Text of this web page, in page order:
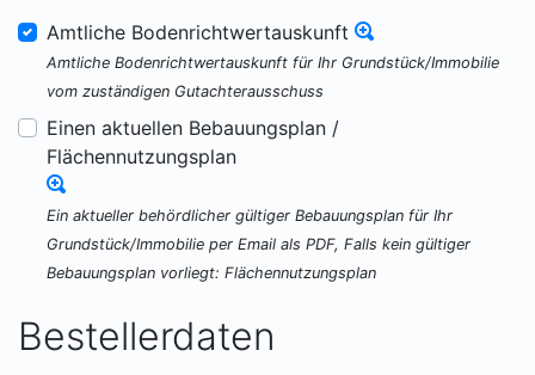
Amtliche Bodenrichtwertauskunft
Amtliche Bodenrichtwertauskunft für Ihr Grundstück/Immobilie
vom zuständigen Gutachterausschuss
Einen aktuellen Bebauungsplan /
Flächennutzungsplan
Ein aktueller behördlicher gültiger Bebauungsplan für Ihr
Grundstück/Immobilie per Email als PDF, Falls kein gültiger
Bebauungsplan vorliegt: Flächennutzungsplan
Bestellerdaten